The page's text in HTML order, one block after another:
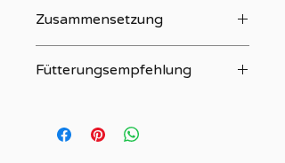
Zusammensetzung
Äpfeln
Fütterungsempfehlung
500-600 kg = 100g
700 kg = 150g